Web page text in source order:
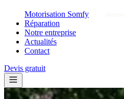
Motorisation Somfy
Réparation
Notre entreprise
Actualités
Contact
Devis gratuit